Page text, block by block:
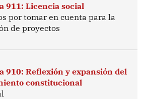
911: Licencia social
por tomar en cuenta para la
de proyectos
910: Reflexión y expansión del
constitucional